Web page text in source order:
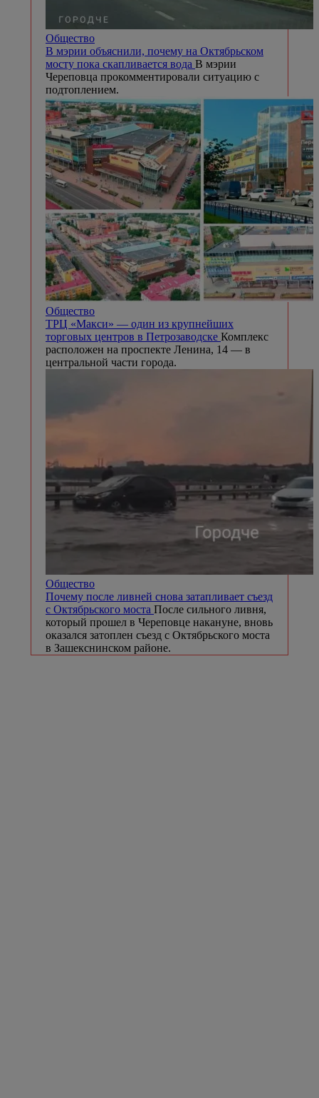
Общество
В мэрии объяснили, почему на Октябрьском
мосту пока скапливается вода В мэрии
Череповца прокомментировали ситуацию с
подтоплением.
Общество
ТРЦ «Макси» — один из крупнейших
торговых центров в Петрозаводске Комплекс
расположен на проспекте Ленина, 14 — в
центральной части города.
Общество
Почему после ливней снова затапливает съезд
с Октябрьского моста После сильного ливня,
который прошел в Череповце накануне, вновь
оказался затоплен съезд с Октябрьского моста
в Зашекснинском районе.